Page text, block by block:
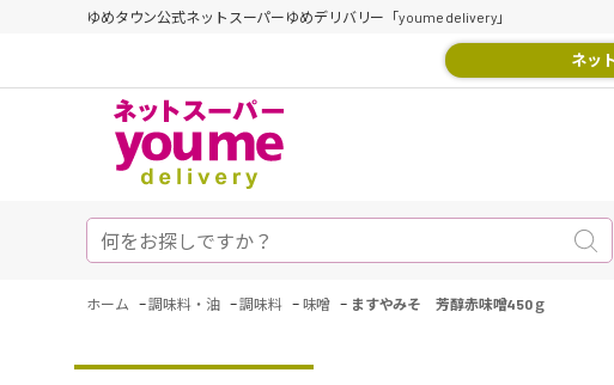
ゆめタウン公式ネットスーパーゆめデリバリー「youme delivery」
ネッ
ホーム -調味料・油 -調味料 - 味噌 - ますやみそ 芳醇赤味噌450ｇ